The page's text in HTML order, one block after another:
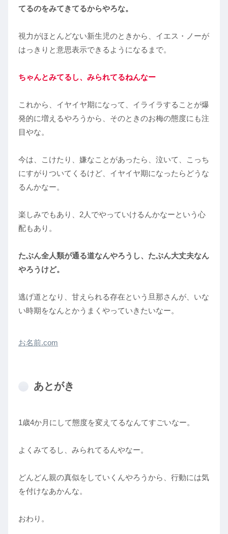
てるのをみてきてるからやろな。
視力がほとんどない新生児のときから、イエス・ノーが
はっきりと意思表示できるようになるまで。
ちゃんとみてるし、みられてるねんなー
これから、イヤイヤ期になって、イライラすることが爆
発的に増えるやろうから、そのときのお梅の態度にも注
目やな。
今は、こけたり、嫌なことがあったら、泣いて、こっち
にすがりついてくるけど、イヤイヤ期になったらどうな
るんかなー。
楽しみでもあり、2人でやっていけるんかなーという心
配もあり。
たぶん全人類が通る道なんやろうし、たぶん大丈夫なん
やろうけど。
逃げ道となり、甘えられる存在という旦那さんが、いな
い時期をなんとかうまくやっていきたいなー。
お名前.com
あとがき
1歳4か月にして態度を変えてるなんてすごいなー。
よくみてるし、みられてるんやなー。
どんどん親の真似をしていくんやろうから、行動には気
を付けなあかんな。
おわり。